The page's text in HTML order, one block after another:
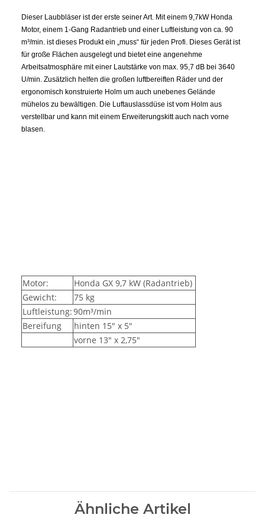
Dieser Laubbläser ist der erste seiner Art. Mit einem 9,7kW Honda
Motor, einem 1-Gang Radantrieb und einer Luftleistung von ca. 90
m³/min. ist dieses Produkt ein „muss“ für jeden Profi. Dieses Gerät ist
für große Flächen ausgelegt und bietet eine angenehme
Arbeitsatmosphäre mit einer Lautstärke von max. 95,7 dB bei 3640
U/min. Zusätzlich helfen die großen luftbereiften Räder und der
ergonomisch konstruierte Holm um auch unebenes Gelände
mühelos zu bewältigen. Die Luftauslassdüse ist vom Holm aus
verstellbar und kann mit einem Erweiterungskitt auch nach vorne
blasen.
Motor:
Honda GX 9,7 kW (Radantrieb)
Gewicht:
75 kg
Luftleistung:90m³/min
Bereifung
hinten 15" x 5"
vorne 13" x 2,75"
Ähnliche Artikel